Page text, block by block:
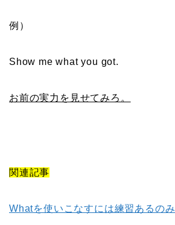
例）
Show me what you got.
お前の実力を見せてみろ。
関連記事
Whatを使いこなすには練習あるのみ